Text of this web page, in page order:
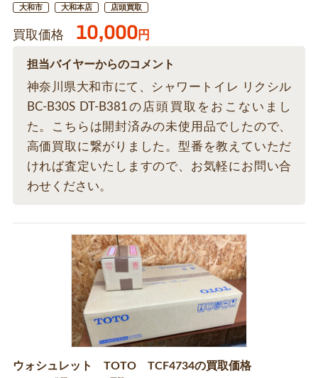
大和市 大和本店 店頭買取
買取価格 10,000円
担当バイヤーからのコメント
神奈川県大和市にて、シャワートイレ リクシル
BC-B30S DT-B381の店頭買取をおこないまし
た。こちらは開封済みの未使用品でしたので、
高価買取に繋がりました。型番を教えていただ
ければ査定いたしますので、お気軽にお問い合
わせください。
ウォシュレット TOTO TCF4734の買取価格